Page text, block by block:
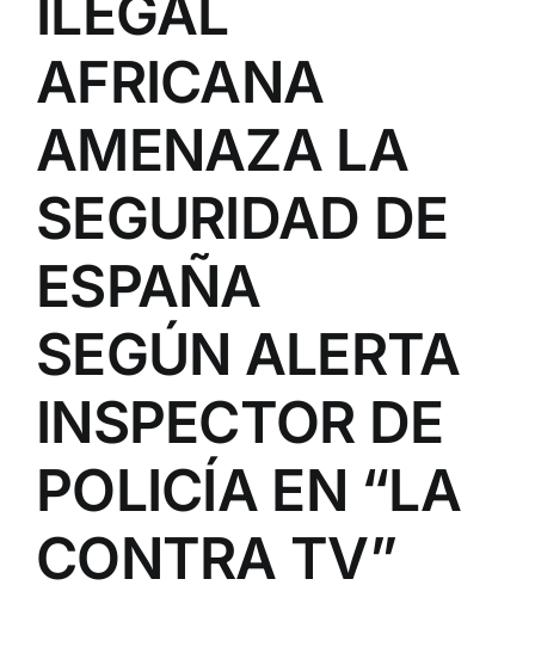
ILEGAL
AFRICANA
AMENAZA LA
SEGURIDAD DE
ESPAÑA
SEGÚN ALERTA
INSPECTOR DE
POLICÍA EN “LA
CONTRA TV”